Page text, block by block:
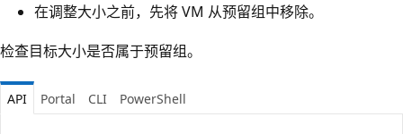
在调整大小之前，先将 VM 从预留组中移除。
检查目标大小是否属于预留组。
API Portal CLI PowerShell